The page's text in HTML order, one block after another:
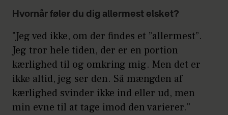
Hvornår føler du dig allermest elsket?
"Jeg ved ikke, om der findes et ”allermest”.
Jeg tror hele tiden, der er en portion
kærlighed til og omkring mig. Men det er
ikke altid, jeg ser den. Så mængden af
kærlighed svinder ikke ind eller ud, men
min evne til at tage imod den varierer."